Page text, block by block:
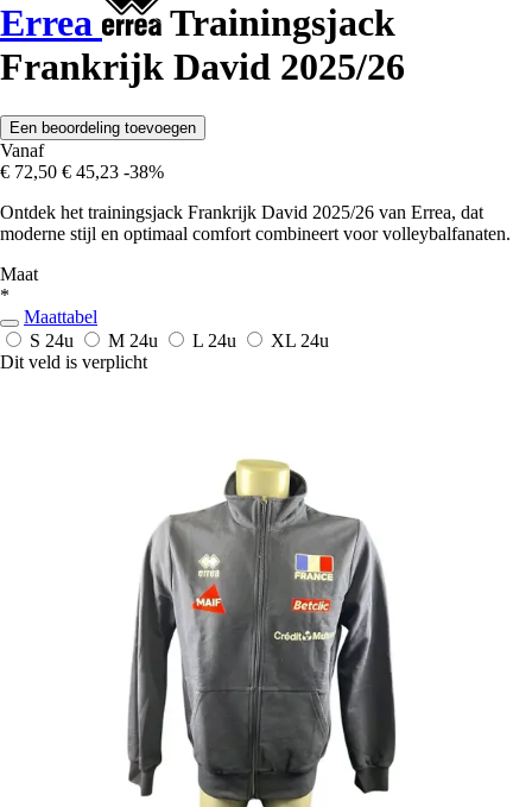
Errea
Trainingsjack
Frankrijk David 2025/26
Een beoordeling toevoegen
Vanaf
€ 72,50 € 45,23 -38%
Ontdek het trainingsjack Frankrijk David 2025/26 van Errea, dat
moderne stijl en optimaal comfort combineert voor volleybalfanaten.
Maat
*
Maattabel
S 24u M 24u L 24u XL 24u
Dit veld is verplicht